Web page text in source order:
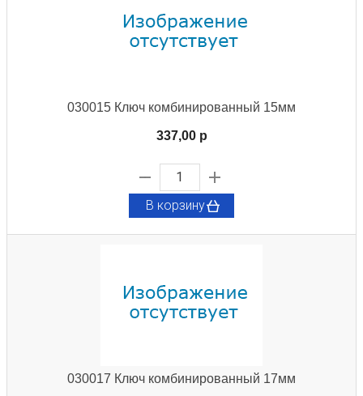
030015 Ключ комбинированный 15мм
337,00 p
В корзину
030017 Ключ комбинированный 17мм